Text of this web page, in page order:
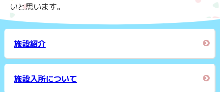
いと思います。
施設紹介
施設入所について